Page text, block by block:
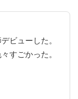
ビューした。
すごかった。